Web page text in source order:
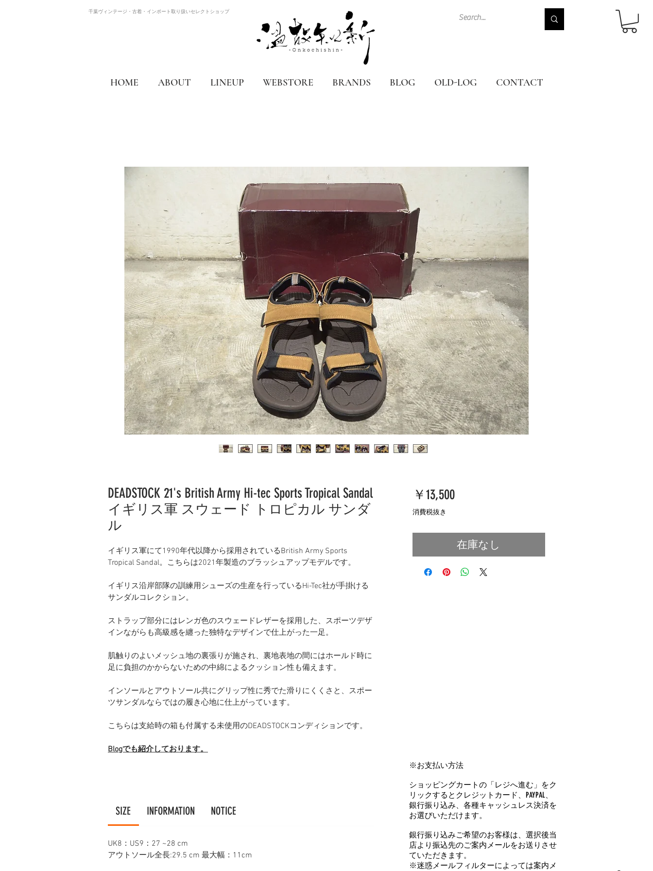
千葉ヴィンテージ・古着・インポート取り扱いセレクトショップ
HOME ABOUT LINEUP WEBSTORE BRANDS BLOG OLD-LOG CONTACT
DEADSTOCK 21's British Army Hi-tec Sports Tropical Sandal
イギリス軍 スウェード トロピカル サンダ
ル
イギリス軍にて1990年代以降から採用されているBritish Army Sports
Tropical Sandal。こちらは2021年製造のブラッシュアップモデルです。
イギリス沿岸部隊の訓練用シューズの生産を行っているHi-Tec社が手掛ける
サンダルコレクション。
ストラップ部分にはレンガ色のスウェードレザーを採用した、スポーツデザ
インながらも高級感を纏った独特なデザインで仕上がった一足。
肌触りのよいメッシュ地の裏張りが施され、裏地表地の間にはホールド時に
足に負担のかからないための中綿によるクッション性も備えます。
インソールとアウトソール共にグリップ性に秀でた滑りにくくさと、スポー
ツサンダルならではの履き心地に仕上がっています。
こちらは支給時の箱も付属する未使用のDEADSTOCKコンディションです。
Blogでも紹介しております。
SIZE INFORMATION NOTICE
UK8：US9：27 ~28 cm
アウトソール全長:29.5 cm 最大幅：11cm
￥13,500価
消費税抜き
在庫なし
※お支払い方法
ショッピングカートの「レジへ進む」をク
リックするとクレジットカード、PAYPAL、
銀行振り込み、各種キャッシュレス決済を
お選びいただけます。
銀行振り込みご希望のお客様は、選択後当
店より振込先のご案内メールをお送りさせ
ていただきます。
※迷惑メールフィルターによっては案内メ